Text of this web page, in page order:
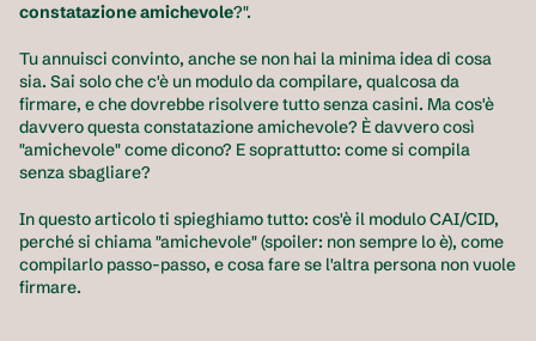
constatazione amichevole?".
Tu annuisci convinto, anche se non hai la minima idea di cosa
sia. Sai solo che c'è un modulo da compilare, qualcosa da
firmare, e che dovrebbe risolvere tutto senza casini. Ma cos'è
davvero questa constatazione amichevole? È davvero così
"amichevole" come dicono? E soprattutto: come si compila
senza sbagliare?
In questo articolo ti spieghiamo tutto: cos'è il modulo CAI/CID,
perché si chiama "amichevole" (spoiler: non sempre lo è), come
compilarlo passo-passo, e cosa fare se l'altra persona non vuole
firmare.